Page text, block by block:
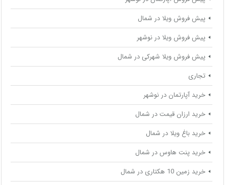
پیش فروش ویلا در شمال
پیش فروش ویلا در نوشهر
پیش فروش ویلا شهرکی در شمال
تجاری
خرید آپارتمان در نوشهر
خرید ارزان قیمت در شمال
خرید باغ ویلا در شمال
خرید پنت هاوس در شمال
خرید زمین 10 هکتاری در شمال